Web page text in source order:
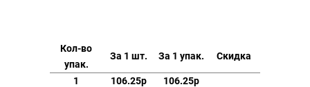
Кол-во
упак.
За 1 шт. За 1 упак. Скидка
1 106.25р 106.25р